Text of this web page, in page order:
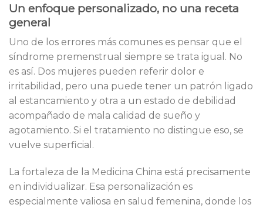
Un enfoque personalizado, no una receta
general
Uno de los errores más comunes es pensar que el
síndrome premenstrual siempre se trata igual. No
es así. Dos mujeres pueden referir dolor e
irritabilidad, pero una puede tener un patrón ligado
al estancamiento y otra a un estado de debilidad
acompañado de mala calidad de sueño y
agotamiento. Si el tratamiento no distingue eso, se
vuelve superficial.
La fortaleza de la Medicina China está precisamente
en individualizar. Esa personalización es
especialmente valiosa en salud femenina, donde los